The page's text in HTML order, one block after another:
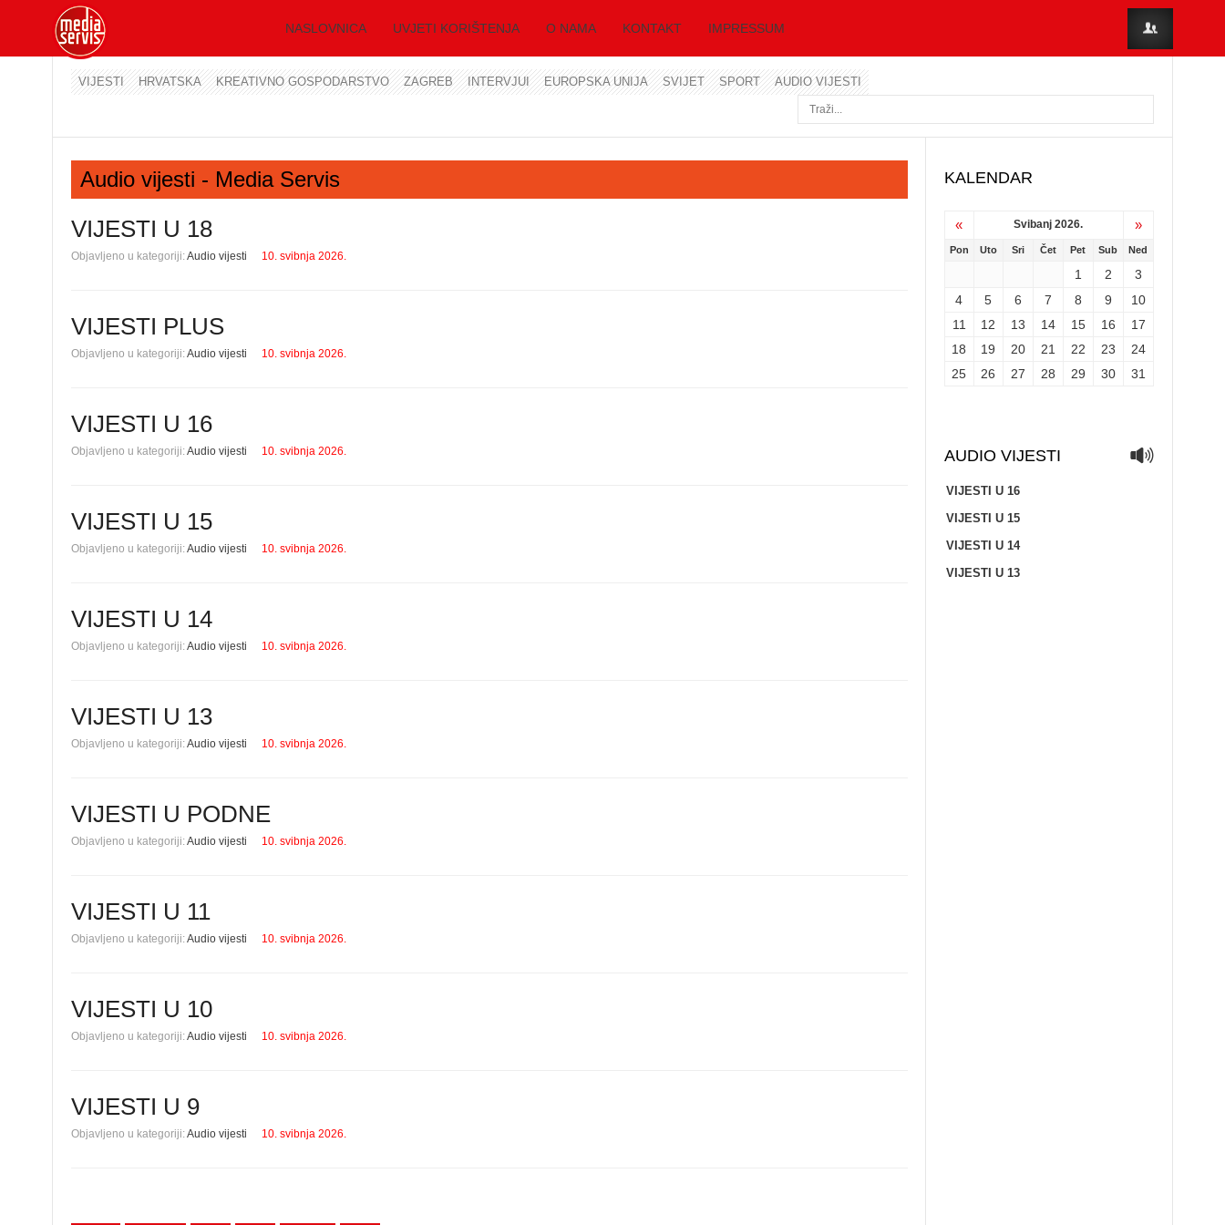
NASLOVNICA UVJETI KORIŠTENJA O NAMA KONTAKT IMPRESSUM
VIJESTI HRVATSKA KREATIVNO GOSPODARSTVO ZAGREB INTERVJUI EUROPSKA UNIJA SVIJET SPORT AUDIO VIJESTI
Audio vijesti - Media Servis
VIJESTI U 18
Objavljeno u kategoriji:Audio vijesti 10. svibnja 2026.
VIJESTI PLUS
Objavljeno u kategoriji:Audio vijesti 10. svibnja 2026.
VIJESTI U 16
Objavljeno u kategoriji:Audio vijesti 10. svibnja 2026.
VIJESTI U 15
Objavljeno u kategoriji:Audio vijesti 10. svibnja 2026.
VIJESTI U 14
Objavljeno u kategoriji:Audio vijesti 10. svibnja 2026.
VIJESTI U 13
Objavljeno u kategoriji:Audio vijesti 10. svibnja 2026.
VIJESTI U PODNE
Objavljeno u kategoriji:Audio vijesti 10. svibnja 2026.
VIJESTI U 11
Objavljeno u kategoriji:Audio vijesti 10. svibnja 2026.
VIJESTI U 10
Objavljeno u kategoriji:Audio vijesti 10. svibnja 2026.
VIJESTI U 9
Objavljeno u kategoriji:Audio vijesti 10. svibnja 2026.
KALENDAR
« Svibanj 2026. »
Pon Uto Sri Čet Pet Sub Ned
1 2
3
4
5 6 7 8 9
10
11
12 13 14 15 16
17
18
19 20 21 22 23
24
25
26 27 28 29 30 31
AUDIO VIJESTI
VIJESTI U 16
VIJESTI U 15
VIJESTI U 14
VIJESTI U 13